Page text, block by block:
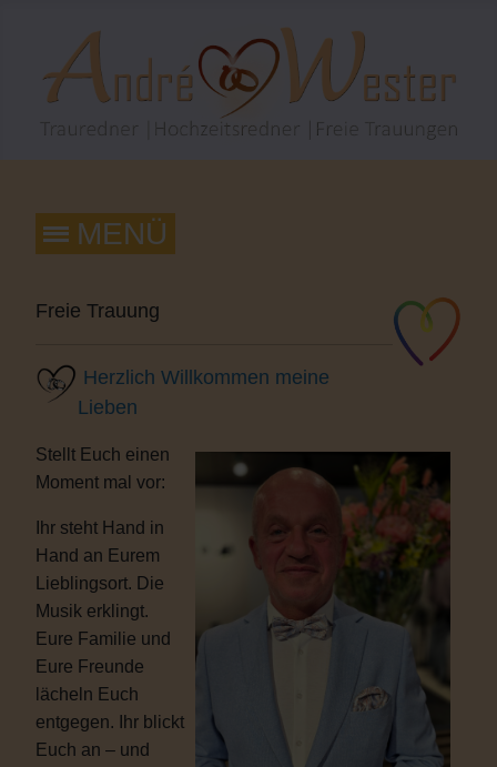
Freie Trauung
Herzlich Willkommen meine
Lieben
Stellt Euch einen
Moment mal vor:
Ihr steht Hand in
Hand an Eurem
Lieblingsort. Die
Musik erklingt.
Eure Familie und
Eure Freunde
lächeln Euch
entgegen. Ihr blickt
Euch an – und